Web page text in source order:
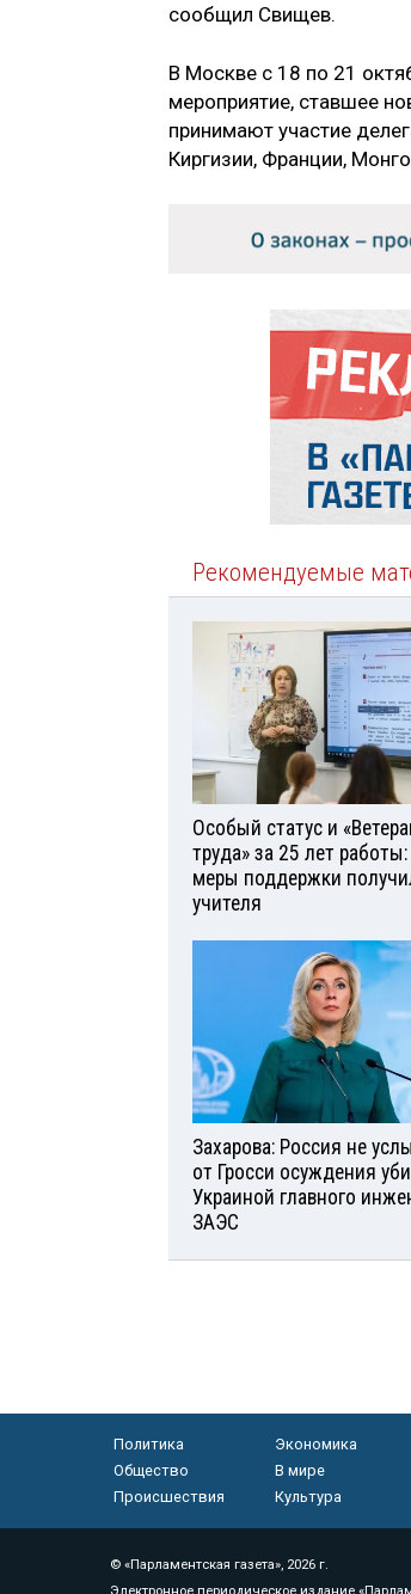
сообщил Свищев.
В Москве с 18 по 21
мероприятие, ставшее
принимают участие
Киргизии, Франции,
Рекомендуемые
Особый статус и
труда» за 25 лет
меры поддержки
учителя
Захарова: Россия не
от Гросси осуждения
Украиной главного
ЗАЭС
Политика
Экономика
Общество
В мире
Происшествия
Культура
© «Парламентская газета», 2026 г.
Электронное периодическое издание